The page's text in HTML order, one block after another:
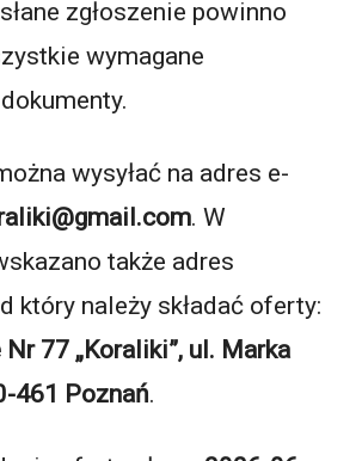
zgłoszenie powinno
wymagane
wysyłać na adres e-
. W
także adres
który należy składać oferty:
77 „Koraliki”, ul. Marka
461 Poznań.